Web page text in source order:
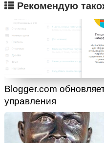
Рекомендую
Blogger.com
управления